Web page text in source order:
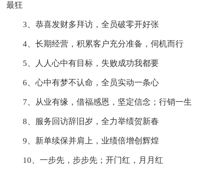
最狂
3、恭喜发财多拜访，全员破零开好张
4、长期经营，积累客户充分准备，伺机而行
5、人人心中有目标，失败成功我都要
6、心中有梦不认命，全员实动一条心
7、从业有缘，借福感恩，坚定信念；行销一生
8、服务回访辞旧岁，全力举绩贺新春
9、新单续保并肩上，业绩倍增创辉煌
10、一步先，步步先；开门红，月月红